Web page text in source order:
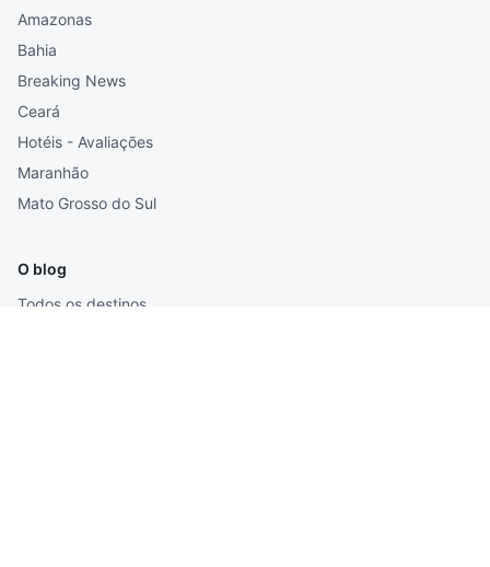
Amazonas
Bahia
Breaking News
Ceará
Hotéis - Avaliações
Maranhão
Mato Grosso do Sul
O blog
Todos os destinos